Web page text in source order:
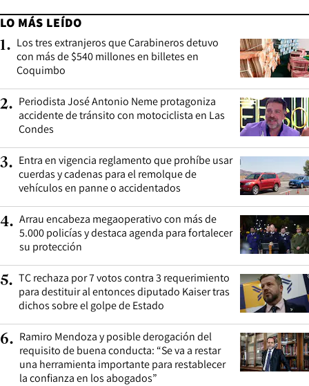
LO MÁS LEÍDO
1. Los tres extranjeros que Carabineros detuvo
con más de $540 millones en billetes en
Coquimbo
2. Periodista José Antonio Neme protagoniza
accidente de tránsito con motociclista en Las
Condes
3. Entra en vigencia reglamento que prohíbe usar
cuerdas y cadenas para el remolque de
vehículos en panne o accidentados
4. Arrau encabeza megaoperativo con más de
5.000 policías y destaca agenda para fortalecer
su protección
5. TC rechaza por 7 votos contra 3 requerimiento
para destituir al entonces diputado Kaiser tras
dichos sobre el golpe de Estado
6. Ramiro Mendoza y posible derogación del
requisito de buena conducta: “Se va a restar
una herramienta importante para restablecer
la confianza en los abogados”